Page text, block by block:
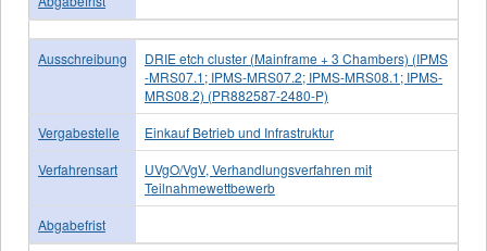
Ausschreibung
DRIE etch cluster (Mainframe + 3 Chambers) (IPMS
-MRS07.1; IPMS-MRS07.2; IPMS-MRS08.1; IPMS-
MRS08.2) (PR882587-2480-P)
Vergabestelle
Einkauf Betrieb und Infrastruktur
Verfahrensart
UVgO/VgV, Verhandlungsverfahren mit
Teilnahmewettbewerb
Abgabefrist